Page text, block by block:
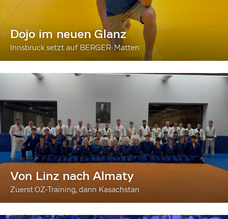
Dojo im neuen Glanz
Innsbruck setzt auf BERGER-Matten
Von Linz nach Almaty
Zuerst OZ-Training, dann Kasachstan